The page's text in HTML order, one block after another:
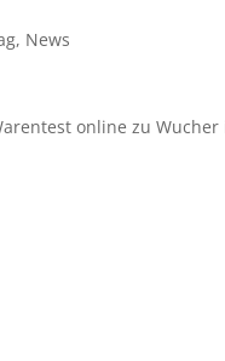
, News
online zu